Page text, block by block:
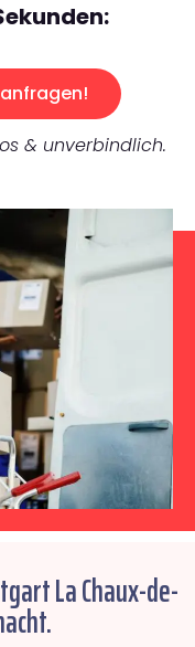
& unverbindlich.
La Chaux-de-